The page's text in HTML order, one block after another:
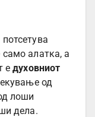
алатка, а
едуховниот
од
лоши
дела.